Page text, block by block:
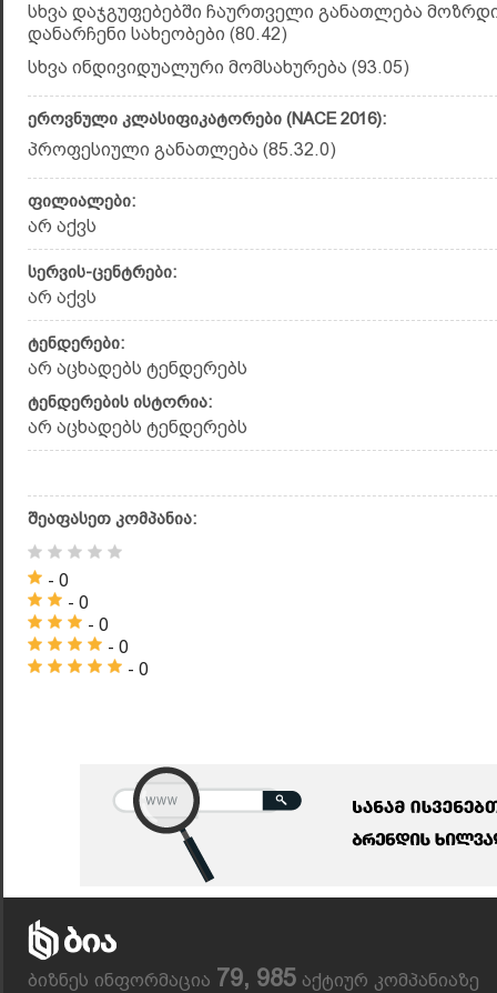
სხვა დაჯგუფებებში ჩაურთველი განათლება
დანარჩენი სახეობები (80.42)
სხვა ინდივიდუალური მომსახურება (93.05)
ეროვნული კლასიფიკატორები (NACE 2016):
პროფესიული განათლება (85.32.0)
ფილიალები:
არ აქვს
სერვის-ცენტრები:
არ აქვს
ტენდერები:
არ აცხადებს ტენდერებს
ტენდერების ისტორია:
არ აცხადებს ტენდერებს
შეაფასეთ კომპანია:
- 0
- 0
- 0
- 0
- 0
ბიზნეს ინფორმაცია 79, 985 აქტიურ კომპანიაზე